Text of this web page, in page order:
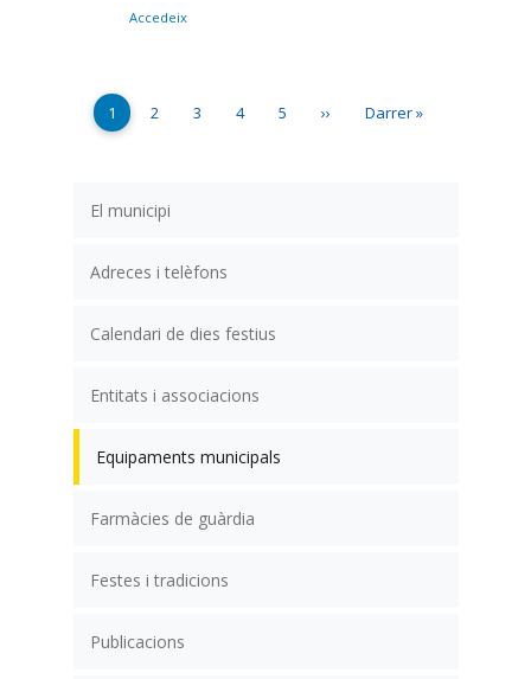
El municipi
Adreces i telèfons
Calendari de dies festius
Entitats i associacions
Equipaments municipals
Farmàcies de guàrdia
Festes i tradicions
Publicacions
Accedeix
Paginació
Pàgina actual
1 Page
2 Page
3 Page
4 Page
5 Pàgina següent
›› Última pàgina
Darrer »